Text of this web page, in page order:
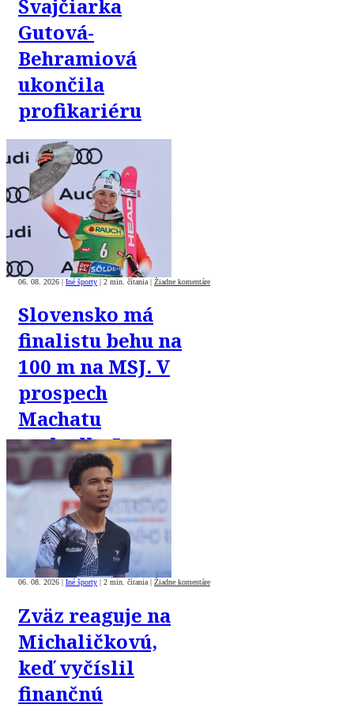
Švajčiarka
Gutová-
Behramiová
ukončila
profikariéru
06. 08. 2026 | Iné športy | 2 min. čítania | Žiadne komentáre
Slovensko má
finalistu behu na
100 m na MSJ. V
prospech
Machatu
rozhodlo 5
tisícin sekundy
06. 08. 2026 Iné športy 2 min. čítania Žiadne komentáre
Zväz reaguje na
Michaličkovú,
keď vyčíslil
finančnú